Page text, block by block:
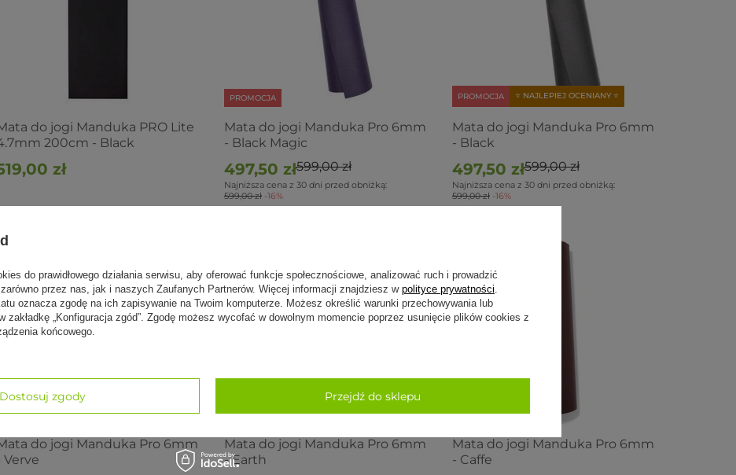
do jogi Manduka PRO Lite
200cm - Black
zł
PROMOCJA
Mata do jogi Manduka Pro 6mm
- Black Magic
497,50 zł599,00 zł
Najniższa cena z 30 dni przed obniżką:
599,00 zł -16%
PROMOCJA ⭐ NAJLEPIEJ OCENIANY ⭐
Mata do jogi Manduka Pro 6mm
- Black
497,50 zł599,00 zł
Najniższa cena z 30 dni przed obniżką:
599,00 zł -16%
PROMOCJA
do jogi Manduka Pro 6mm
Verve
PROMOCJA
Mata do jogi Manduka Pro 6mm
- Earth
PROMOCJA NOWOŚĆ
Mata do jogi Manduka Pro 6mm
- Caffe
do prawidłowego działania serwisu, aby oferować funkcje społecznościowe, analizować ruch i prowadzić
zarówno przez nas, jak i naszych Zaufanych Partnerów. Więcej informacji znajdziesz w polityce prywatności.
oznacza zgodę na ich zapisywanie na Twoim komputerze. Możesz określić warunki przechowywania lub
zakładkę „Konfiguracja zgód”. Zgodę możesz wycofać w dowolnym momencie poprzez usunięcie plików cookies z
końcowego.
Dostosuj zgody Przejdź do sklepu